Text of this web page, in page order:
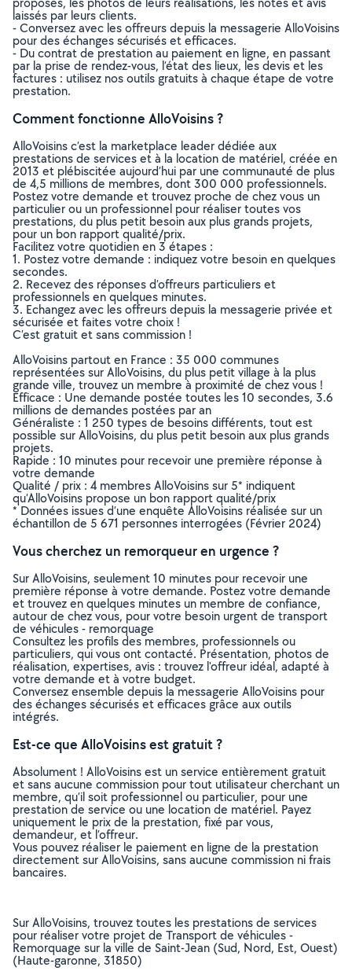
laissés par leurs clients.
- Conversez avec les offreurs depuis la messagerie AlloVoisins
pour des échanges sécurisés et efficaces.
- Du contrat de prestation au paiement en ligne, en passant
par la prise de rendez-vous, l’état des lieux, les devis et les
factures : utilisez nos outils gratuits à chaque étape de votre
prestation.
Comment fonctionne AlloVoisins ?
AlloVoisins c’est la marketplace leader dédiée aux
prestations de services et à la location de matériel, créée en
2013 et plébiscitée aujourd’hui par une communauté de plus
de 4,5 millions de membres, dont 300 000 professionnels.
Postez votre demande et trouvez proche de chez vous un
particulier ou un professionnel pour réaliser toutes vos
prestations, du plus petit besoin aux plus grands projets,
pour un bon rapport qualité/prix.
Facilitez votre quotidien en 3 étapes :
1. Postez votre demande : indiquez votre besoin en quelques
secondes.
2. Recevez des réponses d’offreurs particuliers et
professionnels en quelques minutes.
3. Echangez avec les offreurs depuis la messagerie privée et
sécurisée et faites votre choix !
C’est gratuit et sans commission !
AlloVoisins partout en France : 35 000 communes
représentées sur AlloVoisins, du plus petit village à la plus
grande ville, trouvez un membre à proximité de chez vous !
Efficace : Une demande postée toutes les 10 secondes, 3.6
millions de demandes postées par an
Généraliste : 1 250 types de besoins différents, tout est
possible sur AlloVoisins, du plus petit besoin aux plus grands
projets.
Rapide : 10 minutes pour recevoir une première réponse à
votre demande
Qualité / prix : 4 membres AlloVoisins sur 5* indiquent
qu’AlloVoisins propose un bon rapport qualité/prix
* Données issues d’une enquête AlloVoisins réalisée sur un
échantillon de 5 671 personnes interrogées (Février 2024)
Vous cherchez un remorqueur en urgence ?
Sur AlloVoisins, seulement 10 minutes pour recevoir une
première réponse à votre demande. Postez votre demande
et trouvez en quelques minutes un membre de confiance,
autour de chez vous, pour votre besoin urgent de transport
de véhicules - remorquage
Consultez les profils des membres, professionnels ou
particuliers, qui vous ont contacté. Présentation, photos de
réalisation, expertises, avis : trouvez l'offreur idéal, adapté à
votre demande et à votre budget.
Conversez ensemble depuis la messagerie AlloVoisins pour
des échanges sécurisés et efficaces grâce aux outils
intégrés.
Est-ce que AlloVoisins est gratuit ?
Absolument ! AlloVoisins est un service entièrement gratuit
et sans aucune commission pour tout utilisateur cherchant un
membre, qu’il soit professionnel ou particulier, pour une
prestation de service ou une location de matériel. Payez
uniquement le prix de la prestation, fixé par vous,
demandeur, et l’offreur.
Vous pouvez réaliser le paiement en ligne de la prestation
directement sur AlloVoisins, sans aucune commission ni frais
bancaires.
Sur AlloVoisins, trouvez toutes les prestations de services
pour réaliser votre projet de Transport de véhicules -
Remorquage sur la ville de Saint-Jean (Sud, Nord, Est, Ouest)
(Haute-garonne, 31850)